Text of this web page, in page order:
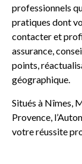
professionnels
pratiques dont
contacter et
assurance,
points,
géographique.
Situés à Nîmes,
Provence,
votre réussite